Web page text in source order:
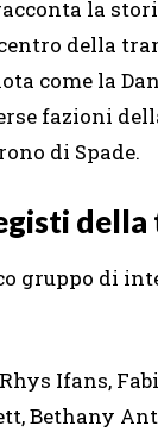
la
della
come la
fazioni
di Spade.
gruppo di
Ifans,
Bethany